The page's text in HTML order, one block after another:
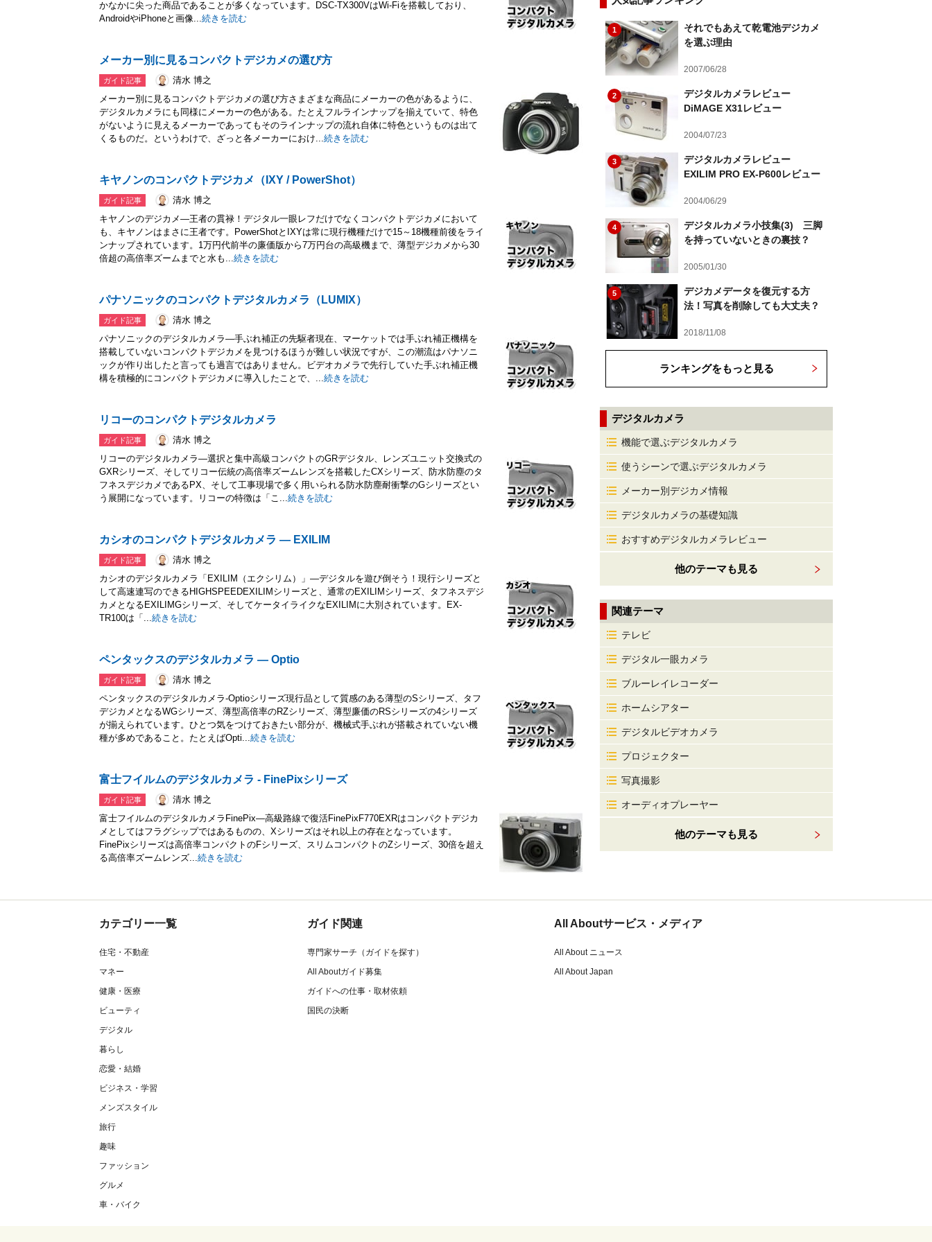
かなかに尖った商品であることが多くなっています。DSC-TX300VはWi-Fiを搭載しており、
AndroidやiPhoneと画像...続きを読む
メーカー別に見るコンパクトデジカメの選び方
ガイド記事
清水 博之
メーカー別に見るコンパクトデジカメの選び方さまざまな商品にメーカーの色があるように、
デジタルカメラにも同様にメーカーの色がある。たとえフルラインナップを揃えていて、特色
がないように見えるメーカーであってもそのラインナップの流れ自体に特色というものは出て
くるものだ。というわけで、ざっと各メーカーにおけ...続きを読む
キヤノンのコンパクトデジカメ（IXY / PowerShot）
ガイド記事
清水 博之
キヤノンのデジカメ―王者の貫禄！デジタル一眼レフだけでなくコンパクトデジカメにおいて
も、キヤノンはまさに王者です。PowerShotとIXYは常に現行機種だけで15～18機種前後をライ
ンナップされています。1万円代前半の廉価版から7万円台の高級機まで、薄型デジカメから30
倍超の高倍率ズームまでと水も...続きを読む
パナソニックのコンパクトデジタルカメラ（LUMIX）
ガイド記事
清水 博之
パナソニックのデジタルカメラ―手ぶれ補正の先駆者現在、マーケットでは手ぶれ補正機構を
搭載していないコンパクトデジカメを見つけるほうが難しい状況ですが、この潮流はパナソニ
ックが作り出したと言っても過言ではありません。ビデオカメラで先行していた手ぶれ補正機
構を積極的にコンパクトデジカメに導入したことで、...続きを読む
リコーのコンパクトデジタルカメラ
ガイド記事
清水 博之
リコーのデジタルカメラ―選択と集中高級コンパクトのGRデジタル、レンズユニット交換式の
GXRシリーズ、そしてリコー伝統の高倍率ズームレンズを搭載したCXシリーズ、防水防塵のタ
フネスデジカメであるPX、そして工事現場で多く用いられる防水防塵耐衝撃のGシリーズとい
う展開になっています。リコーの特徴は「こ...続きを読む
カシオのコンパクトデジタルカメラ ― EXILIM
ガイド記事
清水 博之
カシオのデジタルカメラ「EXILIM（エクシリム）」―デジタルを遊び倒そう！現行シリーズと
して高速連写のできるHIGHSPEEDEXILIMシリーズと、通常のEXILIMシリーズ、タフネスデジ
カメとなるEXILIMGシリーズ、そしてケータイライクなEXILIMに大別されています。EX-
TR100は「...続きを読む
ペンタックスのデジタルカメラ ― Optio
ガイド記事
清水 博之
ペンタックスのデジタルカメラ-Optioシリーズ現行品として質感のある薄型のSシリーズ、タフ
デジカメとなるWGシリーズ、薄型高倍率のRZシリーズ、薄型廉価のRSシリーズの4シリーズ
が揃えられています。ひとつ気をつけておきたい部分が、機械式手ぶれが搭載されていない機
種が多めであること。たとえばOpti...続きを読む
富士フイルムのデジタルカメラ - FinePixシリーズ
ガイド記事
清水 博之
富士フイルムのデジタルカメラFinePix―高級路線で復活FinePixF770EXRはコンパクトデジカ
メとしてはフラグシップではあるものの、Xシリーズはそれ以上の存在となっています。
FinePixシリーズは高倍率コンパクトのFシリーズ、スリムコンパクトのZシリーズ、30倍を超え
る高倍率ズームレンズ...続きを読む
1
それでもあえて乾電池デジカメ
を選ぶ理由
2007/06/28
2
デジタルカメラレビュー
DiMAGE X31レビュー
2004/07/23
3
デジタルカメラレビュー
EXILIM PRO EX-P600レビュー
2004/06/29
4
デジタルカメラ小技集(3) 三脚
を持っていないときの裏技？
2005/01/30
5
デジカメデータを復元する方
法！写真を削除しても大丈夫？
2018/11/08
ランキングをもっと見る
デジタルカメラ
機能で選ぶデジタルカメラ
使うシーンで選ぶデジタルカメラ
メーカー別デジカメ情報
デジタルカメラの基礎知識
おすすめデジタルカメラレビュー
他のテーマも見る
関連テーマ
テレビ
デジタル一眼カメラ
ブルーレイレコーダー
ホームシアター
デジタルビデオカメラ
プロジェクター
写真撮影
オーディオプレーヤー
他のテーマも見る
カテゴリー一覧
住宅・不動産
マネー
健康・医療
ビューティ
デジタル
暮らし
恋愛・結婚
ビジネス・学習
メンズスタイル
旅行
趣味
ファッション
グルメ
車・バイク
ガイド関連
専門家サーチ（ガイドを探す）
All Aboutガイド募集
ガイドへの仕事・取材依頼
国民の決断
All Aboutサービス・メディア
All About ニュース
All About Japan